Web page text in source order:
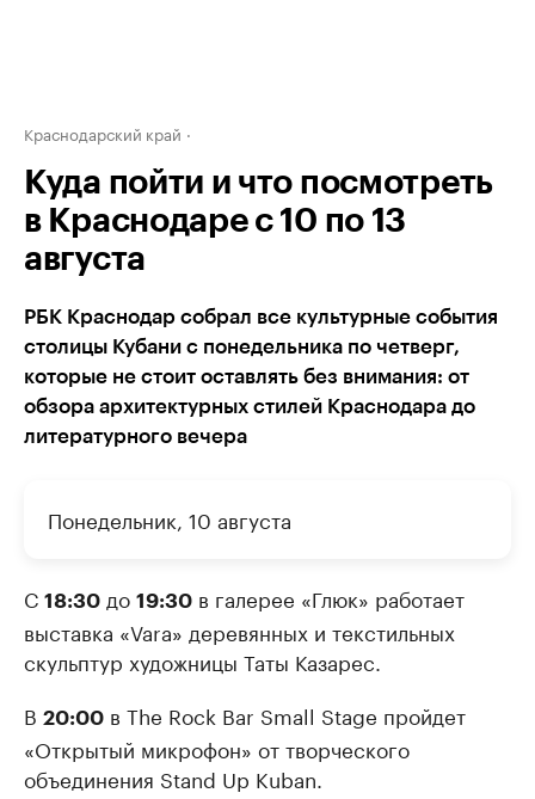
Краснодарский край
Куда пойти и что посмотреть
в Краснодаре с 10 по 13
августа
РБК Краснодар собрал все культурные события
столицы Кубани с понедельника по четверг,
которые не стоит оставлять без внимания: от
обзора архитектурных стилей Краснодара до
литературного вечера
Понедельник, 10 августа
С 18:30 до 19:30 в галерее «Глюк» работает
выставка «Vara» деревянных и текстильных
скульптур художницы Таты Казарес.
В 20:00 в The Rock Bar Small Stage пройдет
«Открытый микрофон» от творческого
объединения Stand Up Kuban.